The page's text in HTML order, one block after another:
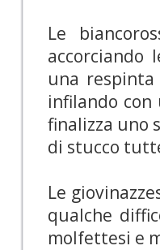
Le
accorciando
una
infilando con
finalizza uno
di stucco
Le
qualche
molfettesi e